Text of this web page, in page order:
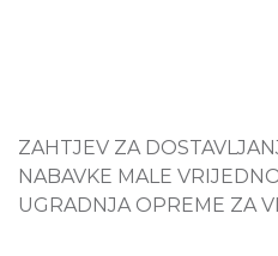
ZAHTJEV ZA
NABAVKE MALE
UGRADNJA OPREME ZA